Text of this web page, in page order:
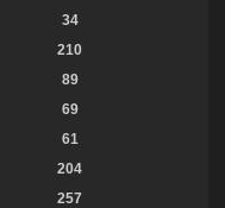
34
210
89
69
61
204
257